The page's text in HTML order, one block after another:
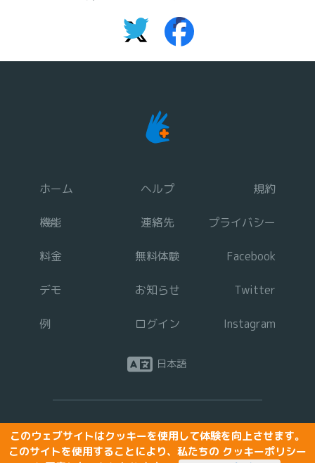
ホーム
機能
料金
デモ
例
ヘルプ
連絡先
無料体験
お知らせ
ログイン
規約
プライバシー
Facebook
Twitter
Instagram
日本語
The Rehab Lab 運動処方ソフトウェア
著作権 © 2026 The Rehab Lab. 無断転載禁止.
このウェブサイトはクッキーを使用して体験を向上させます。
このサイトを使用することにより、私たちの クッキーポリシー